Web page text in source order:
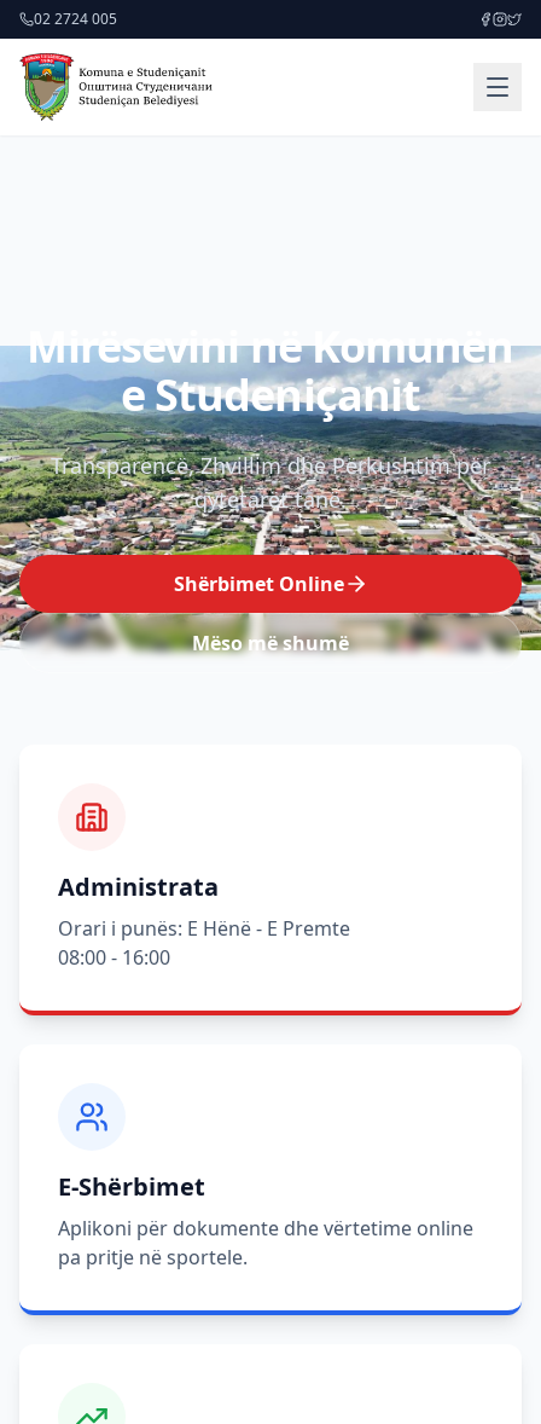
02 2724 005
Mirësevini në Komunën
e Studeniçanit
Transparencë, Zhvillim dhe Përkushtim për
qytetarët tanë.
Shërbimet Online
Mëso më shumë
Administrata
Orari i punës: E Hënë - E Premte
08:00 - 16:00
E-Shërbimet
Aplikoni për dokumente dhe vërtetime online
pa pritje në sportele.